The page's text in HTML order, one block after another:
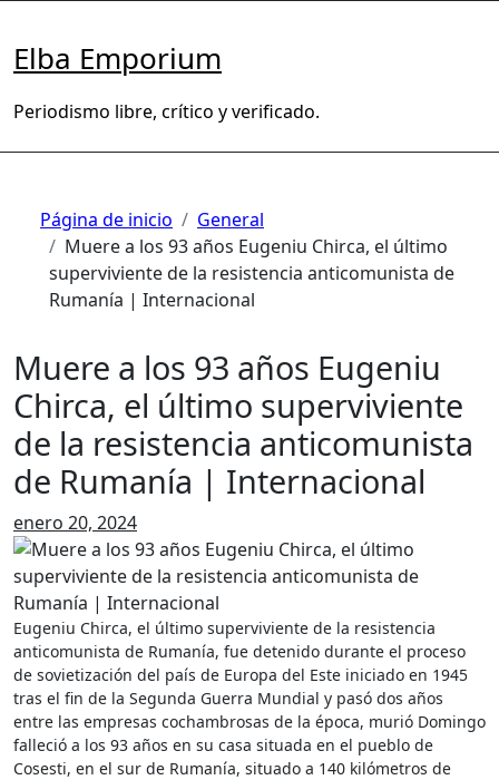
contenido
Elba Emporium
Periodismo libre, crítico y verificado.
Página de inicio
General
Muere a los 93 años Eugeniu Chirca, el último
superviviente de la resistencia anticomunista de
Rumanía | Internacional
Muere a los 93 años Eugeniu
Chirca, el último superviviente
de la resistencia anticomunista
de Rumanía | Internacional
enero 20, 2024
Eugeniu Chirca, el último superviviente de la resistencia
anticomunista de Rumanía, fue detenido durante el proceso
de sovietización del país de Europa del Este iniciado en 1945
tras el fin de la Segunda Guerra Mundial y pasó dos años
entre las empresas cochambrosas de la época, murió Domingo
falleció a los 93 años en su casa situada en el pueblo de
Cosesti, en el sur de Rumanía, situado a 140 kilómetros de